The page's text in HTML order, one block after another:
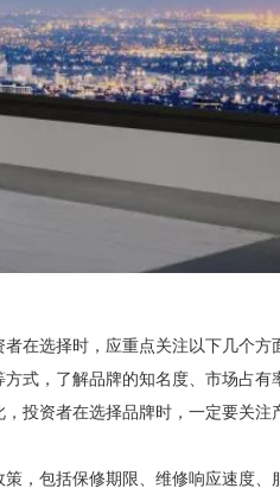
在选择时，应重点关注以下几个方
，了解品牌的知名度、市场占有
资者在选择品牌时，一定要关注
包括保修期限、维修响应速度、